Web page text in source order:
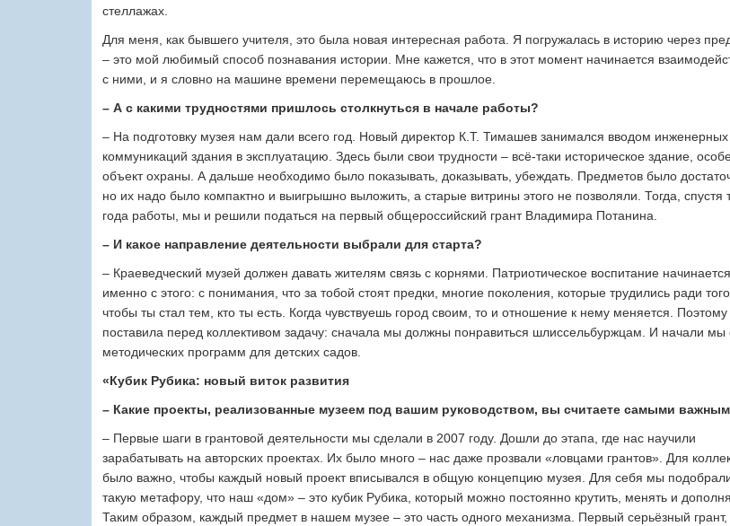
стеллажах.
Для меня, как бывшего учителя, это была новая интересная работа. Я погружалась в историю через
– это мой любимый способ познавания истории. Мне кажется, что в этот момент начинается
с ними, и я словно на машине времени перемещаюсь в прошлое.
– А с какими трудностями пришлось столкнуться в начале работы?
– На подготовку музея нам дали всего год. Новый директор К.Т. Тимашев занимался вводом инженерных
коммуникаций здания в эксплуатацию. Здесь были свои трудности – всё-таки историческое здание,
объект охраны. А дальше необходимо было показывать, доказывать, убеждать. Предметов было
но их надо было компактно и выигрышно выложить, а старые витрины этого не позволяли. Тогда, спустя
года работы, мы и решили податься на первый общероссийский грант Владимира Потанина.
– И какое направление деятельности выбрали для старта?
– Краеведческий музей должен давать жителям связь с корнями. Патриотическое воспитание начинается
именно с этого: с понимания, что за тобой стоят предки, многие поколения, которые трудились ради того,
чтобы ты стал тем, кто ты есть. Когда чувствуешь город своим, то и отношение к нему меняется. Поэтому
поставила перед коллективом задачу: сначала мы должны понравиться шлиссельбуржцам. И начали мы
методических программ для детских садов.
«Кубик Рубика: новый виток развития
– Какие проекты, реализованные музеем под вашим руководством, вы считаете самыми
– Первые шаги в грантовой деятельности мы сделали в 2007 году. Дошли до этапа, где нас научили
зарабатывать на авторских проектах. Их было много – нас даже прозвали «ловцами грантов». Для
было важно, чтобы каждый новый проект вписывался в общую концепцию музея. Для себя мы
такую метафору, что наш «дом» – это кубик Рубика, который можно постоянно крутить, менять и
Таким образом, каждый предмет в нашем музее – это часть одного механизма. Первый серьёзный грант,